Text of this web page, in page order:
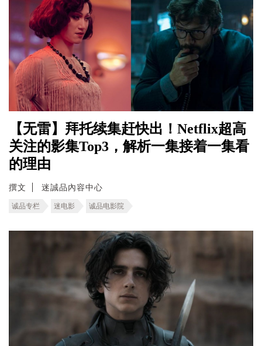
【无雷】拜托续集赶快出！Netflix超高
关注的影集Top3，解析一集接着一集看
的理由
撰文 迷誠品內容中心
诚品专栏 迷电影 诚品电影院